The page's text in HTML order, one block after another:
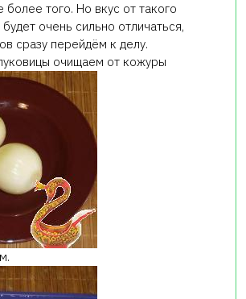
более того. Но вкус от такого
очень сильно отличаться,
сразу перейдём к делу.
очищаем от кожуры